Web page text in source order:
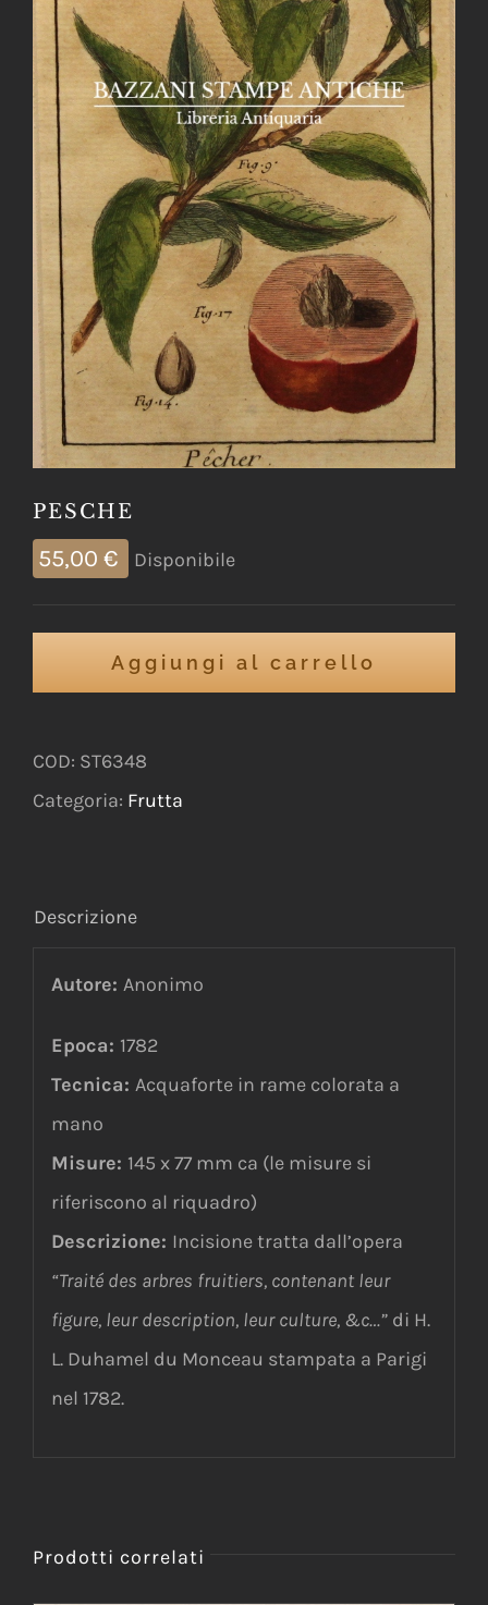
PESCHE
55,00 € Disponibile
Aggiungi al carrello
COD: ST6348
Categoria: Frutta
Descrizione
Autore: Anonimo
Epoca: 1782
Tecnica: Acquaforte in rame colorata a
mano
Misure: 145 x 77 mm ca (le misure si
riferiscono al riquadro)
Descrizione: Incisione tratta dall’opera
“Traité des arbres fruitiers, contenant leur
figure, leur description, leur culture, &c…”di H.
L. Duhamel du Monceau stampata a Parigi
nel 1782.
Prodotti correlati